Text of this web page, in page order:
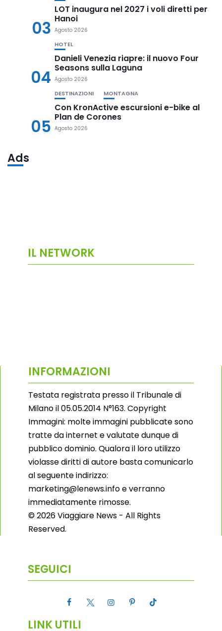
03
LOT inaugura nel 2027 i voli diretti per
Hanoi
Agosto 2026
04
HOTEL
Danieli Venezia riapre: il nuovo Four
Seasons sulla Laguna
Agosto 2026
05
DESTINAZIONI MONTAGNA
Con KronActive escursioni e-bike al
Plan de Corones
Agosto 2026
Ads
IL NETWORK
INFORMAZIONI
Testata registrata presso il Tribunale di
Milano il 05.05.2014 N°163. Copyright
Immagini: molte immagini pubblicate sono
tratte da internet e valutate dunque di
pubblico dominio. Qualora il loro utilizzo
violasse diritti di autore basta comunicarlo
al seguente indirizzo:
marketing@lenews.info e verranno
immediatamente rimosse.
© 2026 Viaggiare News - All Rights
Reserved.
SEGUICI
LINK UTILI